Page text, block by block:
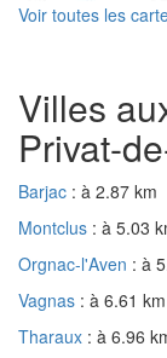
Voir toutes les
Villes
Privat-
Barjac : à 2.87 km
Montclus : à 5.03
Orgnac-l'Aven : à
Vagnas : à 6.61 km
Tharaux : à 6.96